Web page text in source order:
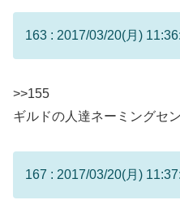
163 : 2017/03/20(月)
>>155
ギルドの人達ネーミングセ
167 : 2017/03/20(月)